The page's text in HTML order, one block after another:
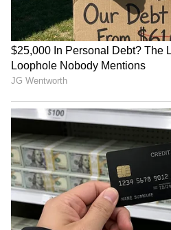
அருண்ராஜ் காரசார